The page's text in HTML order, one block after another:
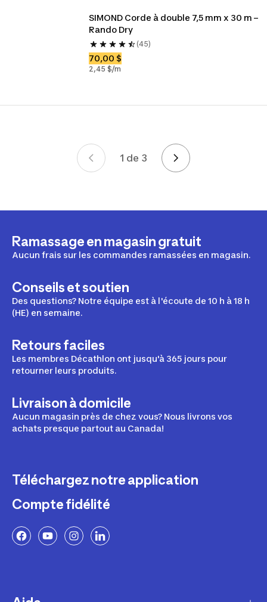
SIMOND Corde à double 7,5 mm x 30 m –
Rando Dry
(45)
70,00 $
2,45 $/m
1 de 3Page 1 de 3
Ramassage en magasin gratuit
Aucun frais sur les commandes ramassées en magasin.
Conseils et soutien
Des questions? Notre équipe est à l'écoute de 10 h à 18 h
(HE) en semaine.
Retours faciles
Les membres Décathlon ont jusqu'à 365 jours pour
retourner leurs produits.
Livraison à domicile
Aucun magasin près de chez vous? Nous livrons vos
achats presque partout au Canada!
Téléchargez notre application
Compte fidélité